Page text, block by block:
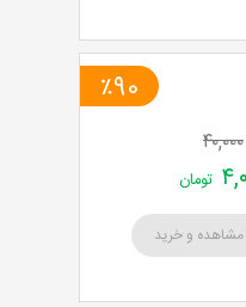
٪90
۴۰,۰۰۰
تومان
مشاهده و خرید